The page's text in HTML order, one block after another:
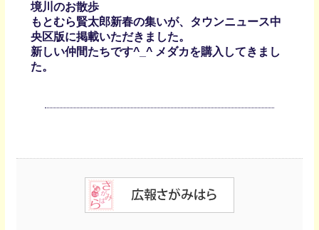
境川のお散歩
もとむら賢太郎新春の集いが、タウンニュース中
央区版に掲載いただきました。
新しい仲間たちです^_^ メダカを購入してきまし
た。